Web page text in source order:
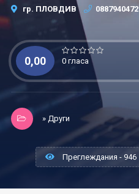
гр. ПЛОВДИВ 0887940472
0,00 0 гласа
» Други
Преглеждания - 946